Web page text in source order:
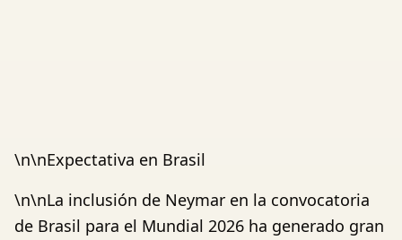
\n\nExpectativa en Brasil
\n\nLa inclusión de Neymar en la convocatoria
de Brasil para el Mundial 2026 ha generado gran